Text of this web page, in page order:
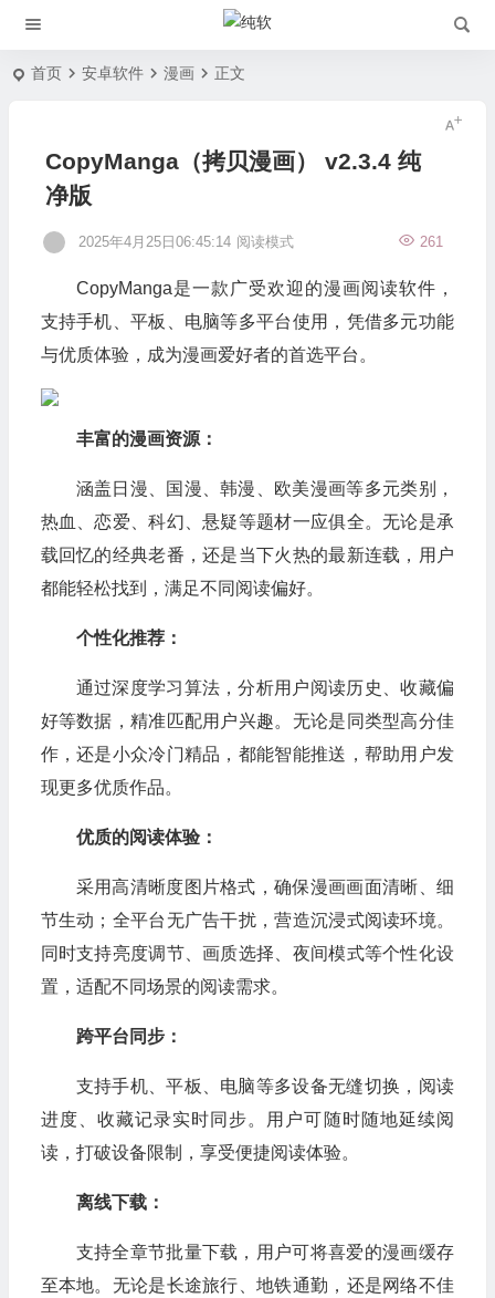
首页 安卓软件 漫画 正文
CopyManga（拷贝漫画） v2.3.4 纯
净版
2025年4月25日06:45:14 261
阅读模式
CopyManga是一款广受欢迎的漫画阅读软件，
支持手机、平板、电脑等多平台使用，凭借多元功能
与优质体验，成为漫画爱好者的首选平台。
丰富的漫画资源：
涵盖日漫、国漫、韩漫、欧美漫画等多元类别，
热血、恋爱、科幻、悬疑等题材一应俱全。无论是承
载回忆的经典老番，还是当下火热的最新连载，用户
都能轻松找到，满足不同阅读偏好。
个性化推荐：
通过深度学习算法，分析用户阅读历史、收藏偏
好等数据，精准匹配用户兴趣。无论是同类型高分佳
作，还是小众冷门精品，都能智能推送，帮助用户发
现更多优质作品。
优质的阅读体验：
采用高清晰度图片格式，确保漫画画面清晰、细
节生动；全平台无广告干扰，营造沉浸式阅读环境。
同时支持亮度调节、画质选择、夜间模式等个性化设
置，适配不同场景的阅读需求。
跨平台同步：
支持手机、平板、电脑等多设备无缝切换，阅读
进度、收藏记录实时同步。用户可随时随地延续阅
读，打破设备限制，享受便捷阅读体验。
离线下载：
支持全章节批量下载，用户可将喜爱的漫画缓存
至本地。无论是长途旅行、地铁通勤，还是网络不佳